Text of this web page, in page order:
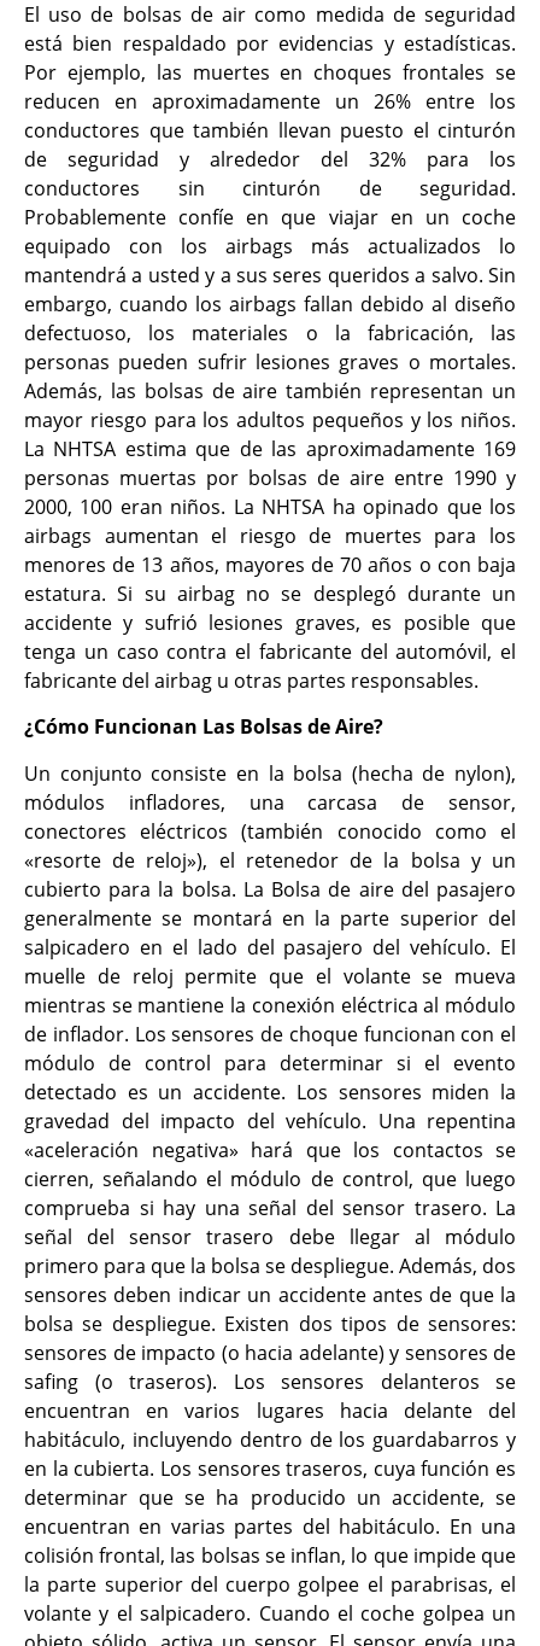
El uso de bolsas de air como medida de seguridad
está bien respaldado por evidencias y estadísticas.
Por ejemplo, las muertes en choques frontales se
reducen en aproximadamente un 26% entre los
conductores que también llevan puesto el cinturón
de seguridad y alrededor del 32% para los
conductores sin cinturón de seguridad.
Probablemente confíe en que viajar en un coche
equipado con los airbags más actualizados lo
mantendrá a usted y a sus seres queridos a salvo. Sin
embargo, cuando los airbags fallan debido al diseño
defectuoso, los materiales o la fabricación, las
personas pueden sufrir lesiones graves o mortales.
Además, las bolsas de aire también representan un
mayor riesgo para los adultos pequeños y los niños.
La NHTSA estima que de las aproximadamente 169
personas muertas por bolsas de aire entre 1990 y
2000, 100 eran niños. La NHTSA ha opinado que los
airbags aumentan el riesgo de muertes para los
menores de 13 años, mayores de 70 años o con baja
estatura. Si su airbag no se desplegó durante un
accidente y sufrió lesiones graves, es posible que
tenga un caso contra el fabricante del automóvil, el
fabricante del airbag u otras partes responsables.
¿Cómo Funcionan Las Bolsas de Aire?
Un conjunto consiste en la bolsa (hecha de nylon),
módulos infladores, una carcasa de sensor,
conectores eléctricos (también conocido como el
«resorte de reloj»), el retenedor de la bolsa y un
cubierto para la bolsa. La Bolsa de aire del pasajero
generalmente se montará en la parte superior del
salpicadero en el lado del pasajero del vehículo. El
muelle de reloj permite que el volante se mueva
mientras se mantiene la conexión eléctrica al módulo
de inflador. Los sensores de choque funcionan con el
módulo de control para determinar si el evento
detectado es un accidente. Los sensores miden la
gravedad del impacto del vehículo. Una repentina
«aceleración negativa» hará que los contactos se
cierren, señalando el módulo de control, que luego
comprueba si hay una señal del sensor trasero. La
señal del sensor trasero debe llegar al módulo
primero para que la bolsa se despliegue. Además, dos
sensores deben indicar un accidente antes de que la
bolsa se despliegue. Existen dos tipos de sensores:
sensores de impacto (o hacia adelante) y sensores de
safing (o traseros). Los sensores delanteros se
encuentran en varios lugares hacia delante del
habitáculo, incluyendo dentro de los guardabarros y
en la cubierta. Los sensores traseros, cuya función es
determinar que se ha producido un accidente, se
encuentran en varias partes del habitáculo. En una
colisión frontal, las bolsas se inflan, lo que impide que
la parte superior del cuerpo golpee el parabrisas, el
volante y el salpicadero. Cuando el coche golpea un